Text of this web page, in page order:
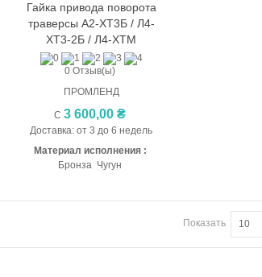
Быстрый просмотр
Гайка привода поворота
траверсы А2-ХТ3Б / Л4-
ХТ3-2Б / Л4-ХТМ
0 Отзыв(ы)
ПРОМЛЕНД
С 3 600,00 ₴
Доставка: от 3 до 6 недель
Материал исполнения :
Бронза Чугун
Показать 10